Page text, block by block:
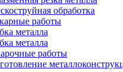
обработка
работы
металла
металла
работы